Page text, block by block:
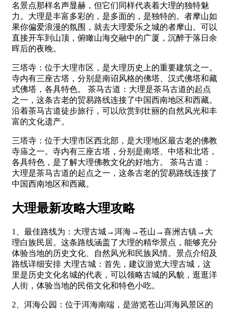
名景点那样名声显赫，但它们同样代表着大理的独特魅
力。大理是丰富多彩的，是多面的，是独特的。者摩山如
果你偏爱浪漫的氛围，就去大理爱乐之城的者摩山。可以
直接开车到山顶，俯瞰山海交融中的广厦，沉醉于落日余
晖后的夜晚。
三塔寺：位于大理市区，是大理历史上的重要建筑之一。
寺内有三座古塔，分别是南诏风格的佛塔、汉式佛塔和藏
式佛塔，各具特色。 茶马古道：大理是茶马古道的起点
之一，这条古老的贸易路线连接了中国西南地区和西藏。
沿着茶马古道徒步旅行，可以欣赏到壮丽的自然风光和丰
富的文化遗产。
三塔寺：位于大理市区西北部，是大理地区最古老的佛教
寺庙之一。寺内有三座古塔，分别是南塔、中塔和北塔，
各具特色，是了解大理佛教文化的好地方。 茶马古道：
大理是茶马古道的起点之一，这条古老的贸易路线连接了
中国西南地区和西藏。
大理最新攻略大理攻略
1、最佳路线为：大理古城→洱海→苍山→喜洲古镇→大
理白族民居。这条路线涵盖了大理的精华景点，能够充分
体验当地的历史文化、自然风光和民族风情。景点介绍及
路线详细安排 大理古城：首先，建议游览大理古城，这
里是历史文化名城的代表，可以领略古城的风貌，逛逛洋
人街，体验当地的民俗文化和特色小吃。
2、洱海公园：位于洱海南端，是游览苍山洱海风景区的